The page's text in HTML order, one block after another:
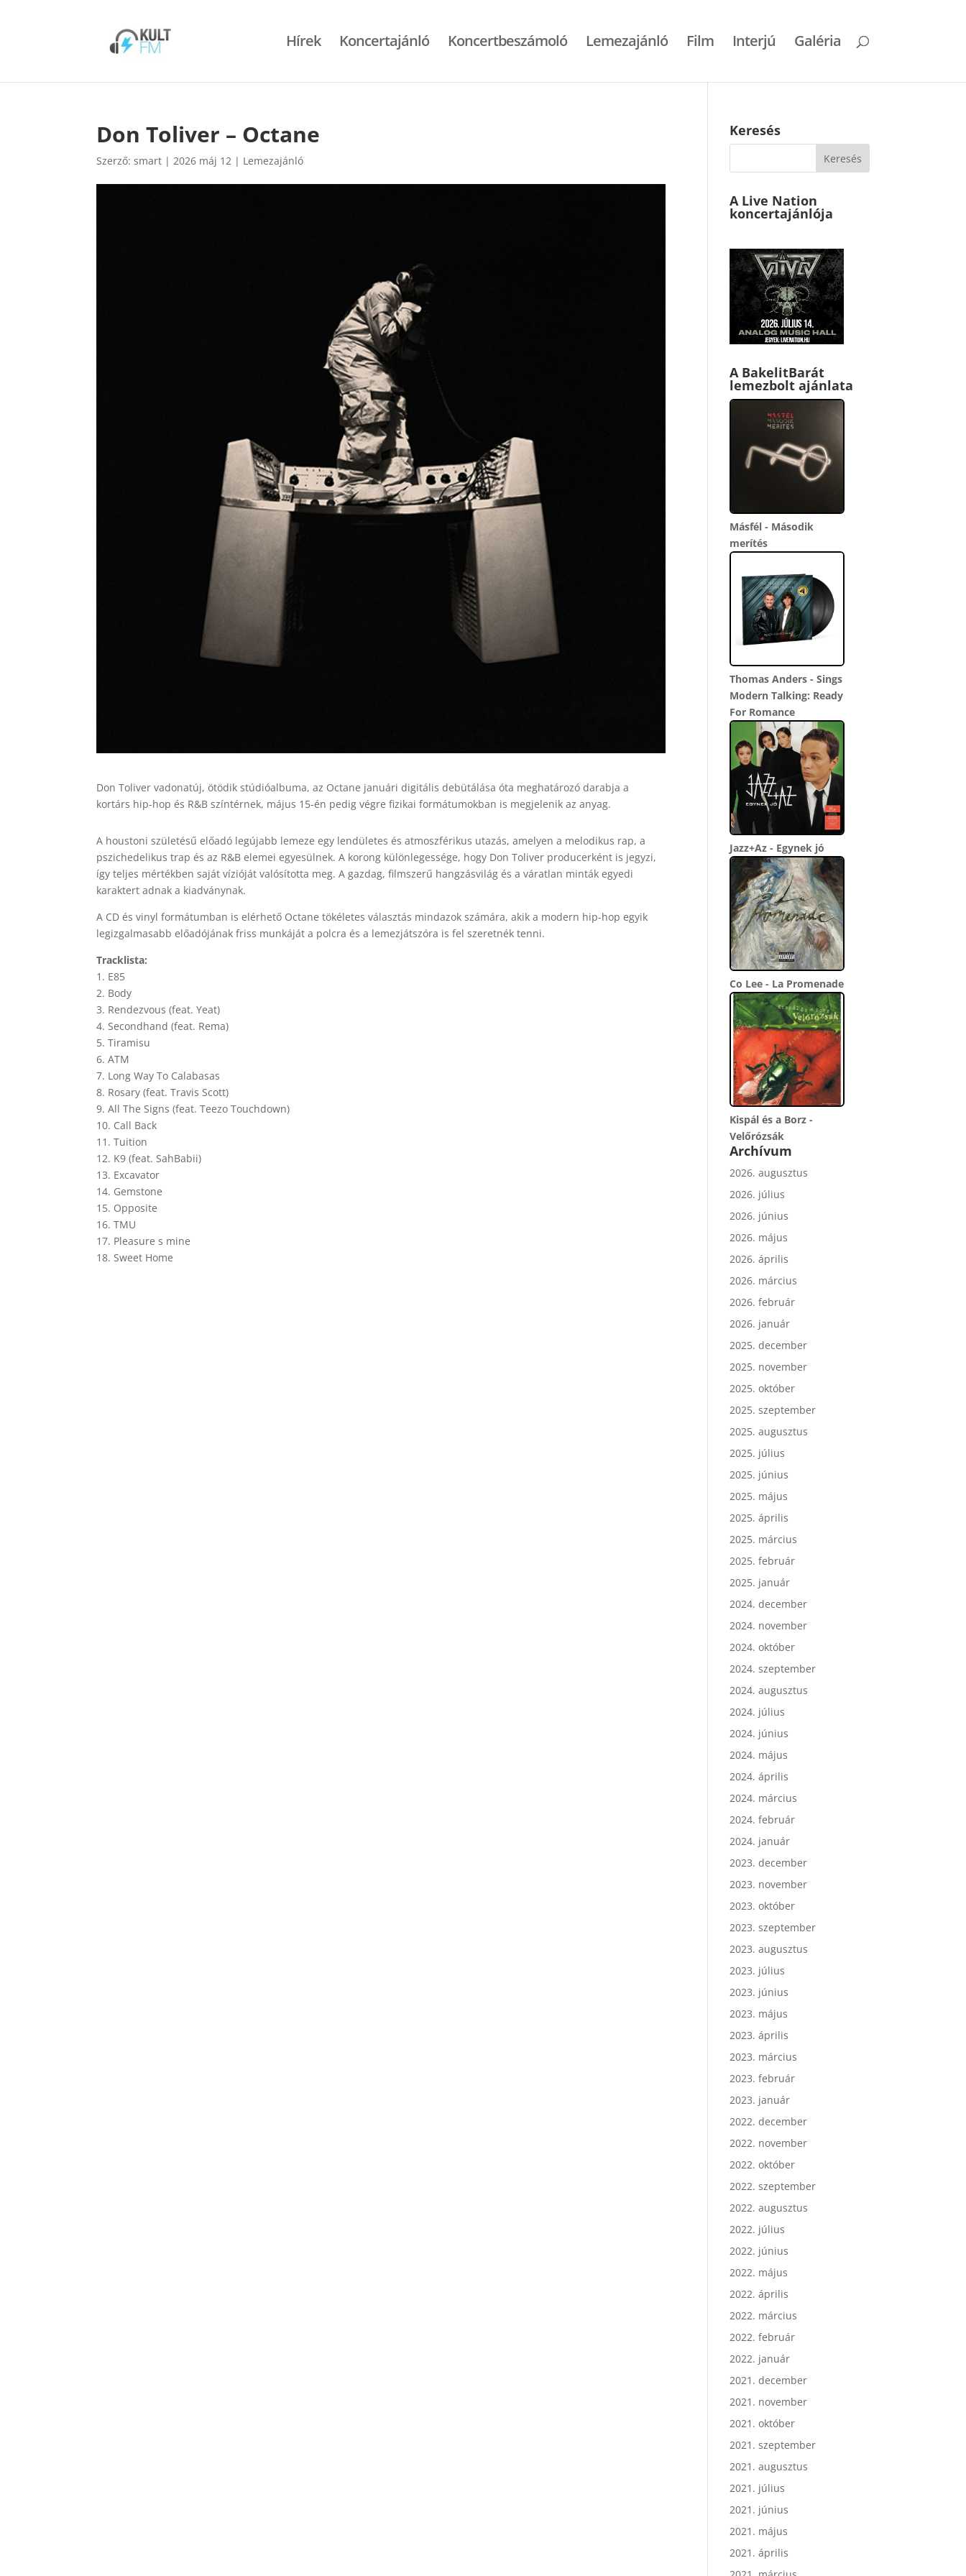
Hírek Koncertajánló Koncertbeszámoló Lemezajánló Film Interjú Galéria
Don Toliver – Octane
Szerző:smart |2026 máj 12 | Lemezajánló
Don Toliver vadonatúj, ötödik stúdióalbuma, az Octane januári digitális debütálása óta meghatározó darabja a
kortárs hip-hop és R&B színtérnek, május 15-én pedig végre fizikai formátumokban is megjelenik az anyag.
A houstoni születésű előadó legújabb lemeze egy lendületes és atmoszférikus utazás, amelyen a melodikus rap, a
pszichedelikus trap és az R&B elemei egyesülnek. A korong különlegessége, hogy Don Toliver producerként is jegyzi,
így teljes mértékben saját vízióját valósította meg. A gazdag, filmszerű hangzásvilág és a váratlan minták egyedi
karaktert adnak a kiadványnak.
A CD és vinyl formátumban is elérhető Octane tökéletes választás mindazok számára, akik a modern hip-hop egyik
legizgalmasabb előadójának friss munkáját a polcra és a lemezjátszóra is fel szeretnék tenni.
Tracklista:
1. E85
2. Body
3. Rendezvous (feat. Yeat)
4. Secondhand (feat. Rema)
5. Tiramisu
6. ATM
7. Long Way To Calabasas
8. Rosary (feat. Travis Scott)
9. All The Signs (feat. Teezo Touchdown)
10. Call Back
11. Tuition
12. K9 (feat. SahBabii)
13. Excavator
14. Gemstone
15. Opposite
16. TMU
17. Pleasure s mine
18. Sweet Home
Keresés
A Live Nation
koncertajánlója
A BakelitBarát
lemezbolt ajánlata
Másfél - Második
merítés
Thomas Anders - Sings
Modern Talking: Ready
For Romance
Jazz+Az - Egynek jó
Co Lee - La Promenade
Kispál és a Borz -
Velőrózsák
Archívum
2026. augusztus
2026. július
2026. június
2026. május
2026. április
2026. március
2026. február
2026. január
2025. december
2025. november
2025. október
2025. szeptember
2025. augusztus
2025. július
2025. június
2025. május
2025. április
2025. március
2025. február
2025. január
2024. december
2024. november
2024. október
2024. szeptember
2024. augusztus
2024. július
2024. június
2024. május
2024. április
2024. március
2024. február
2024. január
2023. december
2023. november
2023. október
2023. szeptember
2023. augusztus
2023. július
2023. június
2023. május
2023. április
2023. március
2023. február
2023. január
2022. december
2022. november
2022. október
2022. szeptember
2022. augusztus
2022. július
2022. június
2022. május
2022. április
2022. március
2022. február
2022. január
2021. december
2021. november
2021. október
2021. szeptember
2021. augusztus
2021. július
2021. június
2021. május
2021. április